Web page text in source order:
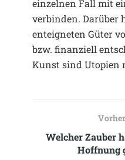
einzelnen Fall mit
verbinden. Darüber
enteigneten Güter
bzw. finanziell
Kunst sind Utopien
Welcher Zauber
Hoffnung